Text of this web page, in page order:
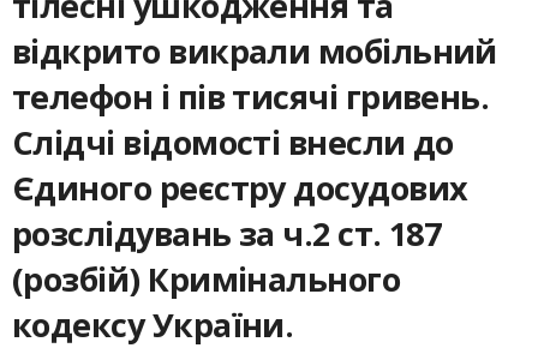
відкрито викрали мобільний
телефон і пів тисячі гривень.
Слідчі відомості внесли до
Єдиного реєстру досудових
розслідувань за ч.2 ст. 187
(розбій) Кримінального
кодексу України.